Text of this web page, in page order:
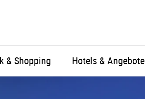
& Shopping Hotels & Angebote